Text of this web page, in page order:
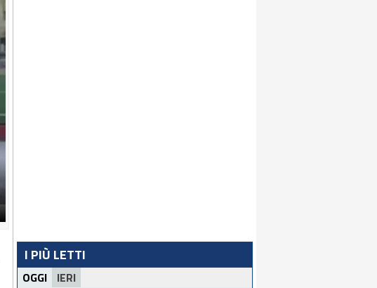
I PIÙ LETTI
OGGI IERI